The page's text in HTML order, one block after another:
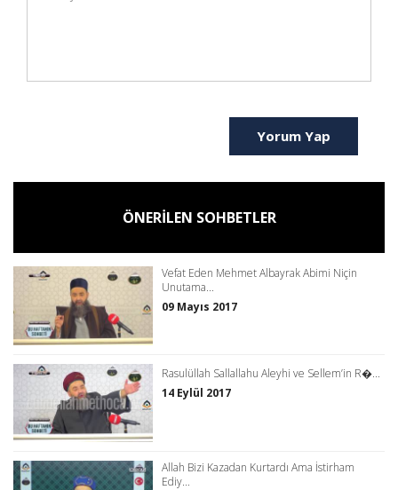
Yorum Yap
ÖNERİLEN SOHBETLER
Vefat Eden Mehmet Albayrak Abimi Niçin
Unutama...
09 Mayıs 2017
Rasulüllah Sallallahu Aleyhi ve Sellem’in R�...
14 Eylül 2017
Allah Bizi Kazadan Kurtardı Ama İstirham
Ediy...